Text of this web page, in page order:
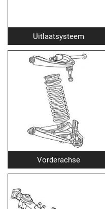
Uitlaatsysteem
Vorderachse